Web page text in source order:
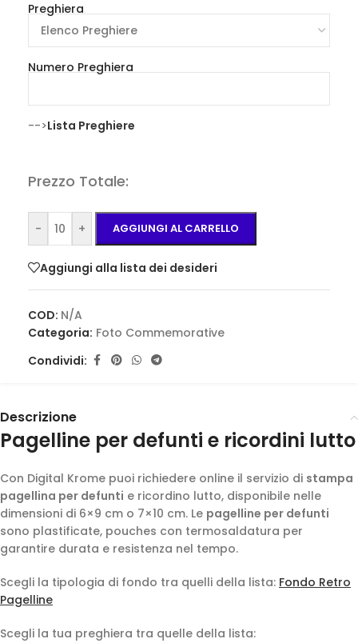
Preghiera
Numero Preghiera
-->Lista Preghiere
Prezzo Totale:
- + AGGIUNGI AL CARRELLO
Aggiungi alla lista dei desideri
COD: N/A
Categoria: Foto Commemorative
Condividi:
Descrizione
Pagelline per defunti e ricordini lutto
Con Digital Krome puoi richiedere online il servizio di stampa
pagellina per defunti e ricordino lutto, disponibile nelle
dimensioni di 6×9 cm o 7×10 cm. Le pagelline per defunti
sono plastificate, pouches con termosaldatura per
garantire durata e resistenza nel tempo.
Scegli la tipologia di fondo tra quelli della lista: Fondo Retro
Pagelline
Scegli la tua preghiera tra quelle della lista: